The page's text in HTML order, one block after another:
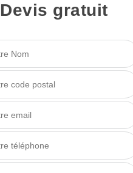
Devis gratuit